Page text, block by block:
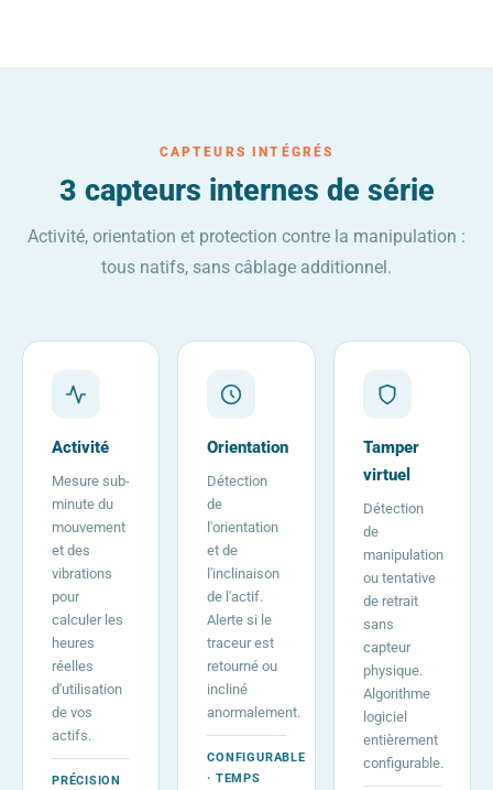
CAPTEURS INTÉGRÉS
3 capteurs internes de série
Activité, orientation et protection contre la manipulation :
tous natifs, sans câblage additionnel.
Activité
Mesure sub-
minute du
mouvement
et des
vibrations
pour
calculer les
heures
réelles
d'utilisation
de vos
actifs.
PRÉCISION
Orientation
Détection
de
l'orientation
et de
l'inclinaison
de l'actif.
Alerte si le
traceur est
retourné ou
incliné
anormalement.
CONFIGURABLE
· TEMPS
Tamper
virtuel
Détection
de
manipulation
ou tentative
de retrait
sans
capteur
physique.
Algorithme
logiciel
entièrement
configurable.